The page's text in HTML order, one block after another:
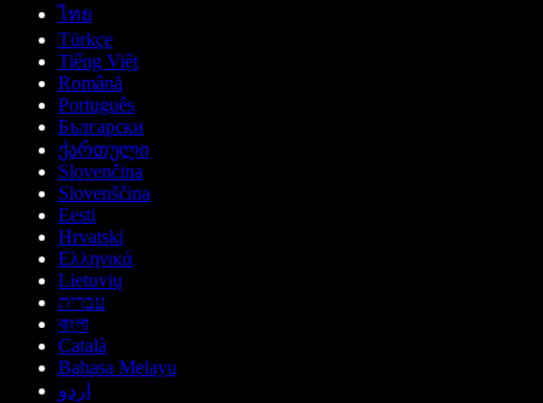
ไทย
Türkçe
Tiếng Việt
Română
Português
Български
ქართული
Slovenčina
Slovenščina
Eesti
Hrvatski
Ελληνικά
Lietuvių
עברית
বাংলা
Català
Bahasa Melayu
اردو